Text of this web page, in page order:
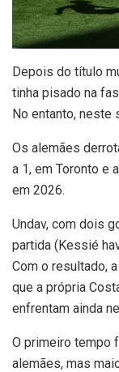
Depois do título
tinha pisado na
No entanto, neste
Os alemães
a 1, em Toronto e
em 2026.
Undav, com dois
partida (Kessié
Com o resultado,
que a própria
enfrentam ainda
O primeiro tempo
alemães, mas